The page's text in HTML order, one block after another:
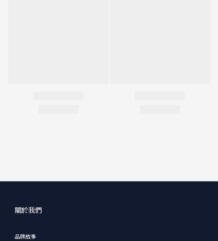
關於我們
品牌故事